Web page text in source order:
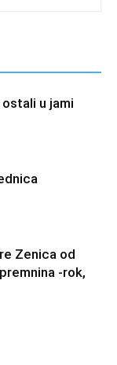
u jami
Zenica od
-rok,